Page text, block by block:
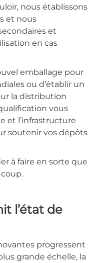
nous établissons
et nous
et
en cas
emballage pour
ou d’établir un
la distribution
vous
et l’infrastructure
soutenir vos dépôts
à faire en sorte que
l’état de
progressent
grande échelle, la